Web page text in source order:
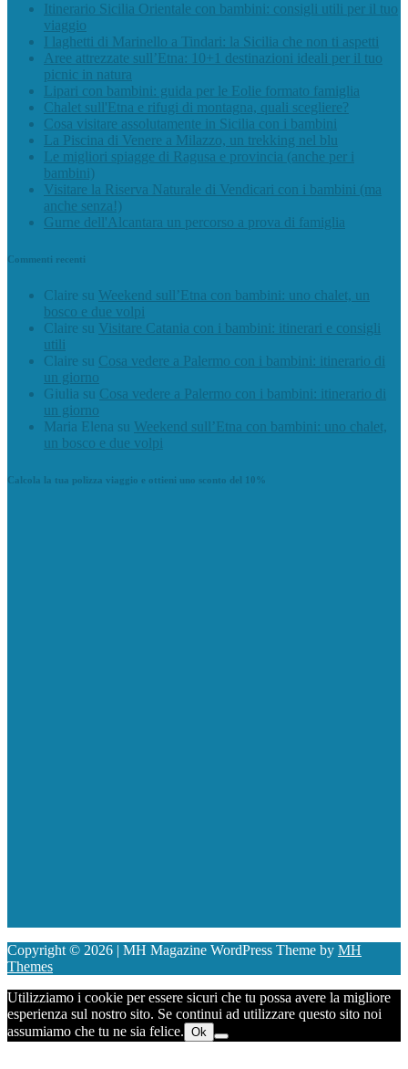
Itinerario Sicilia Orientale con bambini: consigli utili per il tuo
viaggio
I laghetti di Marinello a Tindari: la Sicilia che non ti aspetti
Aree attrezzate sull’Etna: 10+1 destinazioni ideali per il tuo
picnic in natura
Lipari con bambini: guida per le Eolie formato famiglia
Chalet sull'Etna e rifugi di montagna, quali scegliere?
Cosa visitare assolutamente in Sicilia con i bambini
La Piscina di Venere a Milazzo, un trekking nel blu
Le migliori spiagge di Ragusa e provincia (anche per i
bambini)
Visitare la Riserva Naturale di Vendicari con i bambini (ma
anche senza!)
Gurne dell'Alcantara un percorso a prova di famiglia
Commenti recenti
Claire su Weekend sull’Etna con bambini: uno chalet, un
bosco e due volpi
Claire su Visitare Catania con i bambini: itinerari e consigli
utili
Claire su Cosa vedere a Palermo con i bambini: itinerario di
un giorno
Giulia su Cosa vedere a Palermo con i bambini: itinerario di
un giorno
Maria Elena su Weekend sull’Etna con bambini: uno chalet,
un bosco e due volpi
Calcola la tua polizza viaggio e ottieni uno sconto del 10%
Copyright © 2026 | MH Magazine WordPress Theme by MH
Themes
Utilizziamo i cookie per essere sicuri che tu possa avere la migliore
esperienza sul nostro sito. Se continui ad utilizzare questo sito noi
assumiamo che tu ne sia felice. Ok